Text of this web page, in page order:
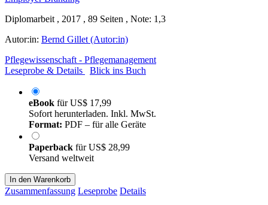
Diplomarbeit , 2017 , 89 Seiten , Note: 1,3
Autor:in: Bernd Gillet (Autor:in)
Pflegewissenschaft - Pflegemanagement
Leseprobe & Details
Blick ins Buch
eBook fürUS$ 17,99
Sofort herunterladen. Inkl. MwSt.
Format: PDF – für alle Geräte
Paperback fürUS$ 28,99
Versand weltweit
In den Warenkorb
Zusammenfassung Leseprobe Details